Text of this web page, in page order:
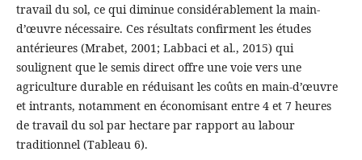
travail du sol, ce qui diminue considérablement la main-
d’œuvre nécessaire. Ces résultats confirment les études
antérieures (Mrabet, 2001; Labbaci et al., 2015) qui
soulignent que le semis direct offre une voie vers une
agriculture durable en réduisant les coûts en main-d’œuvre
et intrants, notamment en économisant entre 4 et 7 heures
de travail du sol par hectare par rapport au labour
traditionnel (Tableau 6).